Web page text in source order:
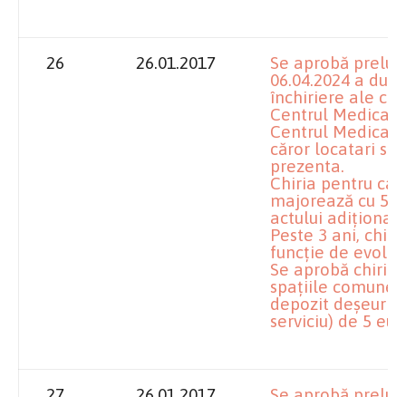
26 26.01.2017
Se aprobă
06.04.2024 a
închiriere ale
Centrul Medical
Centrul Medical
căror locatari
prezenta.
Chiria pentru
majorează cu
actului adiţional.
Peste 3 ani,
funcţie de
Se aprobă
spaţiile comune
depozit deşeuri
serviciu) de 5